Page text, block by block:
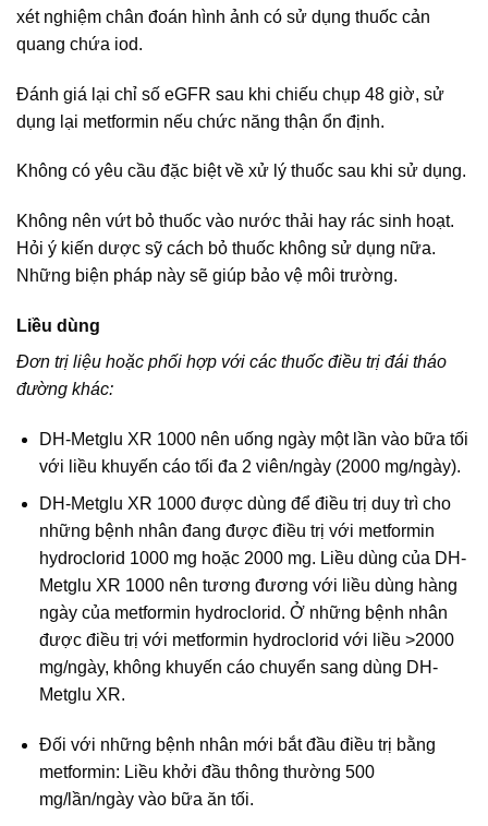
xét nghiệm chân đoán hình ảnh có sử dụng thuốc cản
quang chứa iod.
Đánh giá lại chỉ số eGFR sau khi chiếu chụp 48 giờ, sử
dụng lại metformin nếu chức năng thận ổn định.
Không có yêu cầu đặc biệt về xử lý thuốc sau khi sử dụng.
Không nên vứt bỏ thuốc vào nước thải hay rác sinh hoạt.
Hỏi ý kiến dược sỹ cách bỏ thuốc không sử dụng nữa.
Những biện pháp này sẽ giúp bảo vệ môi trường.
Liều dùng
Đơn trị liệu hoặc phối hợp với các thuốc điều trị đái tháo
đường khác:
DH-Metglu XR 1000 nên uống ngày một lần vào bữa tối
với liều khuyến cáo tối đa 2 viên/ngày (2000 mg/ngày).
DH-Metglu XR 1000 được dùng để điều trị duy trì cho
những bệnh nhân đang được điều trị với metformin
hydroclorid 1000 mg hoặc 2000 mg. Liều dùng của DH-
Metglu XR 1000 nên tương đương với liều dùng hàng
ngày của metformin hydroclorid. Ở những bệnh nhân
được điều trị với metformin hydroclorid với liều >2000
mg/ngày, không khuyến cáo chuyển sang dùng DH-
Metglu XR.
Đối với những bệnh nhân mới bắt đầu điều trị bằng
metformin: Liều khởi đầu thông thường 500
mg/lần/ngày vào bữa ăn tối.